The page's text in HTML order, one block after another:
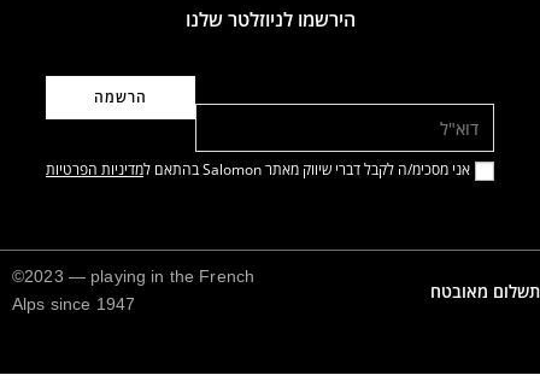
הירשמו לניוזלטר שלנו
אני מסכימ/ה לקבל דברי שיווק מאתר Salomon בהתאם ל מדיניות הפרטיות
תשלום מאובטח
©2023 — playing in the French
Alps since 1947